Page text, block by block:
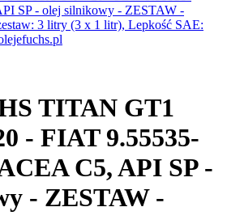
TITAN GT1
- FIAT 9.55535-
C5, API SP -
- ZESTAW -